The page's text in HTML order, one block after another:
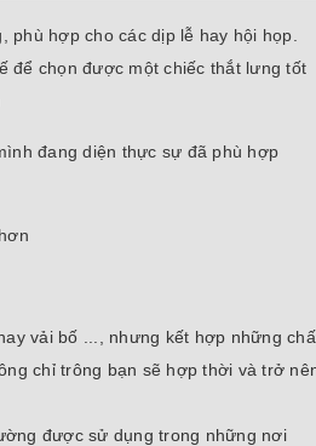
hợp cho các dịp lễ hay hội họp.
để chọn được một chiếc thắt lưng tốt
đang diện thực sự đã phù hợp
vải bố ..., nhưng kết hợp những
chỉ trông bạn sẽ hợp thời và trở
được sử dụng trong những nơi